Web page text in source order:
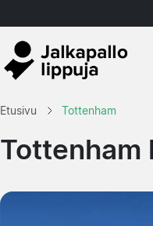
Etusivu Tottenham
Tottenham